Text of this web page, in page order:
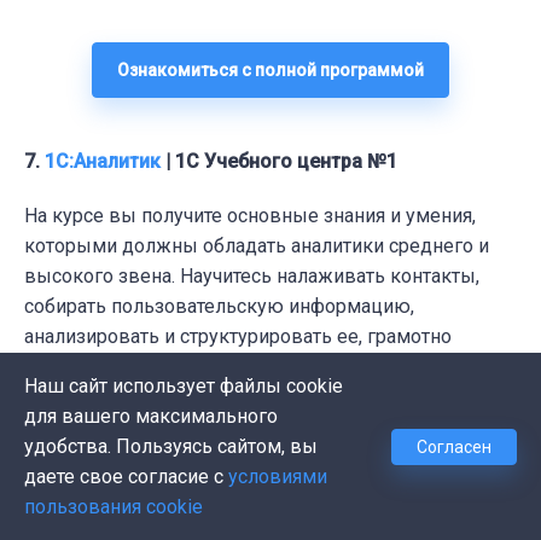
Ознакомиться с полной программой
7. 1С:Аналитик| 1С Учебного центра №1
На курсе вы получите основные знания и умения,
которыми должны обладать аналитики среднего и
высокого звена. Научитесь налаживать контакты,
собирать пользовательскую информацию,
анализировать и структурировать ее, грамотно
даст вам представление о правильной организации
производственных процессов, об управлении ими, об
ошибках, допускаемых при контакте с клиентами.
Наш сайт использует файлы cookie
для вашего максимального
удобства. Пользуясь сайтом, вы
даете свое согласие с условиями
пользования cookie
Согласен